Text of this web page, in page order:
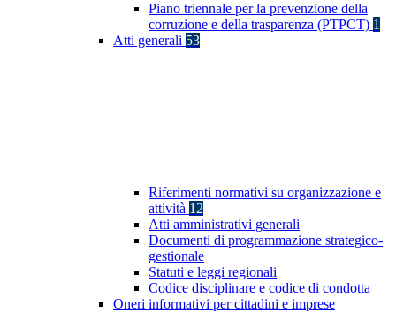
Piano triennale per la prevenzione della
corruzione e della trasparenza (PTPCT) 1
Atti generali 53
Riferimenti normativi su organizzazione e
attività 12
Atti amministrativi generali
Documenti di programmazione strategico-
gestionale
Statuti e leggi regionali
Codice disciplinare e codice di condotta
Oneri informativi per cittadini e imprese